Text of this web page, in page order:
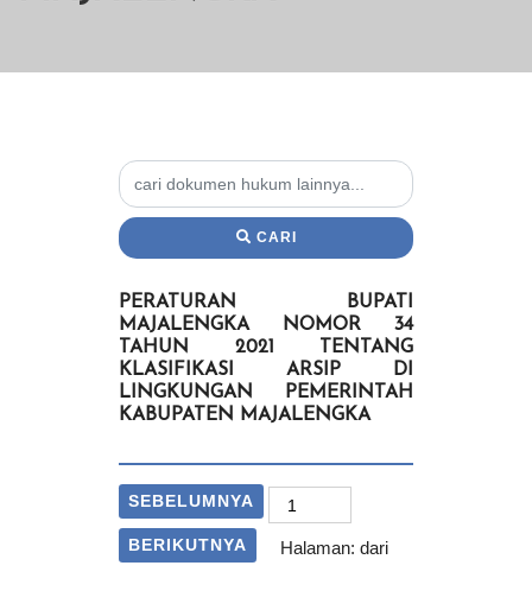
CARI
PERATURAN BUPATI
MAJALENGKA NOMOR 34
TAHUN 2021 TENTANG
KLASIFIKASI ARSIP DI
LINGKUNGAN PEMERINTAH
KABUPATEN MAJALENGKA
SEBELUMNYA
BERIKUTNYA Halaman: dari